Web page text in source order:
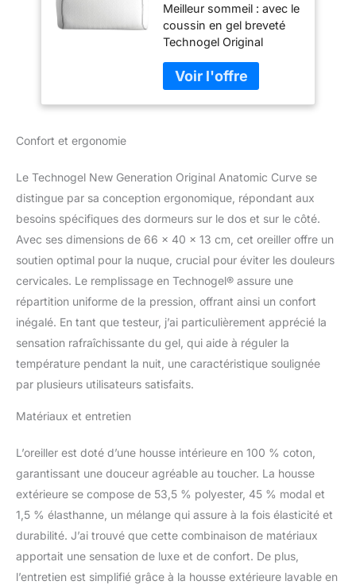
Coussin
orthopédique pour
Soutien de la
Nuque
antibactérien, en
Gel HWS pour
dormeurs sur Le
Meilleur sommeil : avec le
coussin en gel breveté
Technogel Original
Le meilleur oreiller
orthopédique contre les
douleurs au cou,
allergique. 100% sans
substances nocives:
sont tous les coussins
Technogel! Nos coussins
de soutien du cou sont
les seuls sans huiles
adoucissantes – les
non toxiques, inodores
et biocompatibles.
ERGONOMIQUE &
Rafraîchissant : un
sur le dos et sur le côté.
les tensions au niveau
du cou, du dos et des
épaules. Housse lavable :
parce que l'hygiène du
absolue, notre taie
d'oreiller est non
seulement douce,
Confort et ergonomie
Le Technogel New Generation Original Anatomic Curve se
distingue par sa conception ergonomique, répondant aux
besoins spécifiques des dormeurs sur le dos et sur le côté.
Avec ses dimensions de 66 x 40 x 13 cm, cet oreiller offre un
soutien optimal pour la nuque, crucial pour éviter les douleurs
cervicales. Le remplissage en Technogel® assure une
répartition uniforme de la pression, offrant ainsi un confort
inégalé. En tant que testeur, j’ai particulièrement apprécié la
sensation rafraîchissante du gel, qui aide à réguler la
température pendant la nuit, une caractéristique soulignée
par plusieurs utilisateurs satisfaits.
Matériaux et entretien
L’oreiller est doté d’une housse intérieure en 100 % coton,
garantissant une douceur agréable au toucher. La housse
extérieure se compose de 53,5 % polyester, 45 % modal et
1,5 % élasthanne, un mélange qui assure à la fois élasticité et
durabilité. J’ai trouvé que cette combinaison de matériaux
apportait une sensation de luxe et de confort. De plus,
l’entretien est simplifié grâce à la housse extérieure lavable en